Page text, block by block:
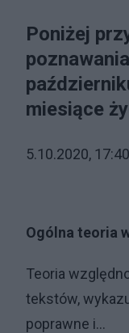
Poniżej
miesiące
5.10.2020, 17:40
Ogólna teoria
Teoria
tekstów,
poprawne i...